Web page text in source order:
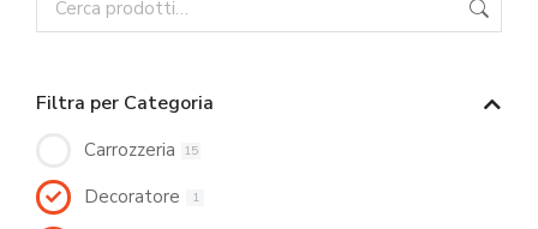
Filtra per Categoria
Carrozzeria 15
Decoratore 1